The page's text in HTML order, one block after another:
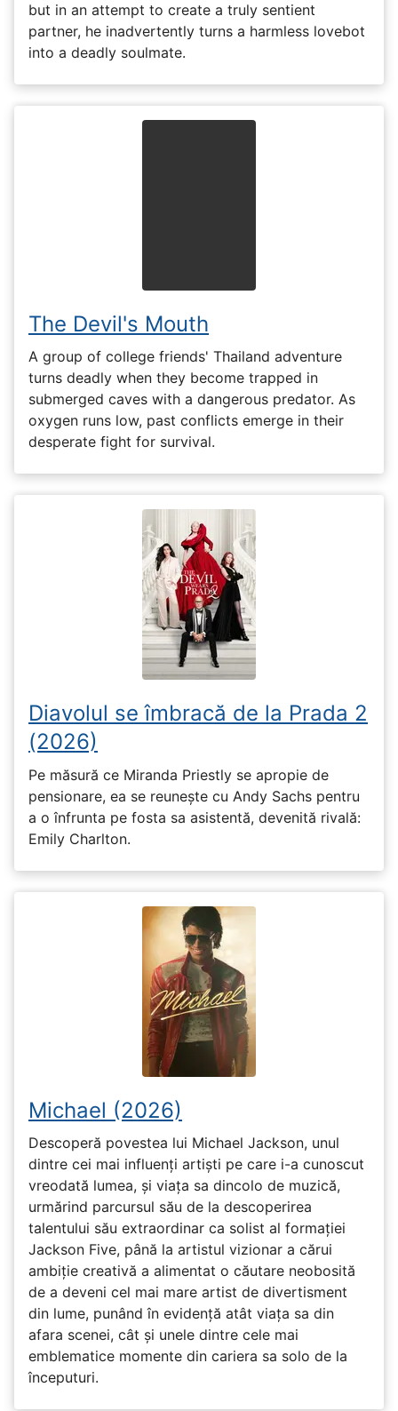
but in an attempt to create a truly sentient
partner, he inadvertently turns a harmless lovebot
into a deadly soulmate.
The Devil's Mouth
A group of college friends' Thailand adventure
turns deadly when they become trapped in
submerged caves with a dangerous predator. As
oxygen runs low, past conflicts emerge in their
desperate fight for survival.
Diavolul se îmbracă de la Prada 2
(2026)
Pe măsură ce Miranda Priestly se apropie de
pensionare, ea se reunește cu Andy Sachs pentru
a o înfrunta pe fosta sa asistentă, devenită rivală:
Emily Charlton.
Michael (2026)
Descoperă povestea lui Michael Jackson, unul
dintre cei mai influenți artiști pe care i-a cunoscut
vreodată lumea, și viața sa dincolo de muzică,
urmărind parcursul său de la descoperirea
talentului său extraordinar ca solist al formației
Jackson Five, până la artistul vizionar a cărui
ambiție creativă a alimentat o căutare neobosită
de a deveni cel mai mare artist de divertisment
din lume, punând în evidență atât viața sa din
afara scenei, cât și unele dintre cele mai
emblematice momente din cariera sa solo de la
începuturi.